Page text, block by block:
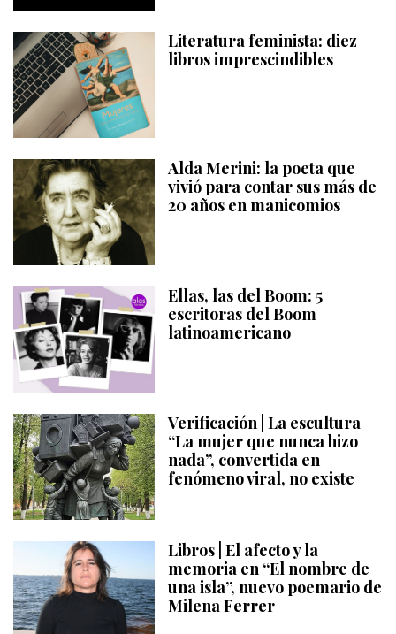
Literatura feminista: diez
libros imprescindibles
Alda Merini: la poeta que
vivió para contar sus más de
20 años en manicomios
Ellas, las del Boom: 5
escritoras del Boom
latinoamericano
Verificación | La escultura
“La mujer que nunca hizo
nada”, convertida en
fenómeno viral, no existe
Libros | El afecto y la
memoria en “El nombre de
una isla”, nuevo poemario de
Milena Ferrer